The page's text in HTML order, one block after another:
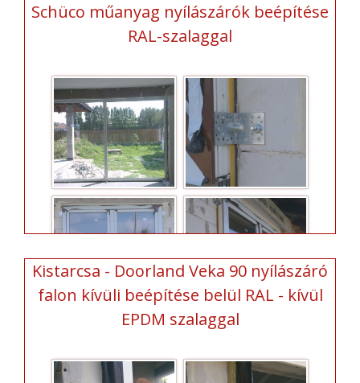
Schüco műanyag nyílászárók beépítése
RAL-szalaggal
Kistarcsa - Doorland Veka 90 nyílászáró
falon kívüli beépítése belül RAL - kívül
EPDM szalaggal